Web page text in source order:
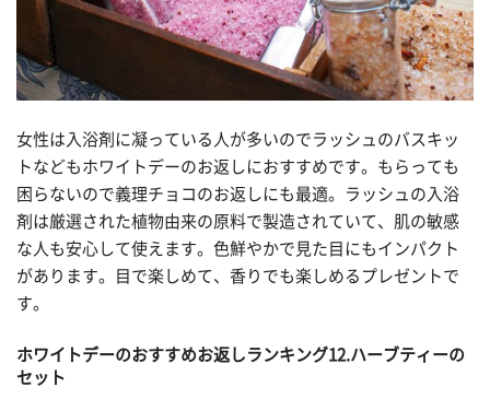
女性は入浴剤に凝っている人が多いのでラッシュのバスキッ
トなどもホワイトデーのお返しにおすすめです。もらっても
困らないので義理チョコのお返しにも最適。ラッシュの入浴
剤は厳選された植物由来の原料で製造されていて、肌の敏感
な人も安心して使えます。色鮮やかで見た目にもインパクト
があります。目で楽しめて、香りでも楽しめるプレゼントで
す。
ホワイトデーのおすすめお返しランキング12.ハーブティーの
セット